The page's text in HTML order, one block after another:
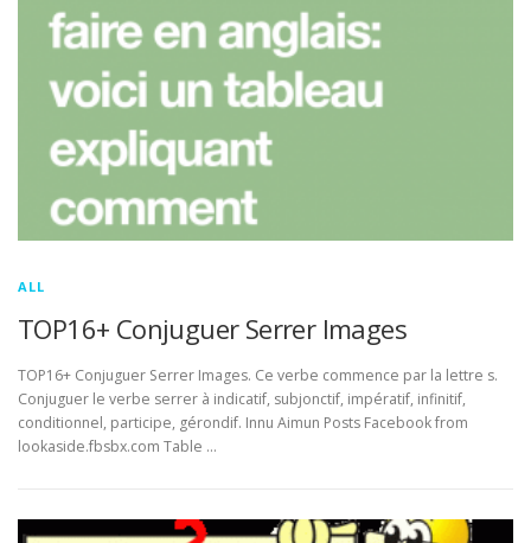
ALL
TOP16+ Conjuguer Serrer Images
TOP16+ Conjuguer Serrer Images. Ce verbe commence par la lettre s.
Conjuguer le verbe serrer à indicatif, subjonctif, impératif, infinitif,
conditionnel, participe, gérondif. Innu Aimun Posts Facebook from
lookaside.fbsbx.com Table …